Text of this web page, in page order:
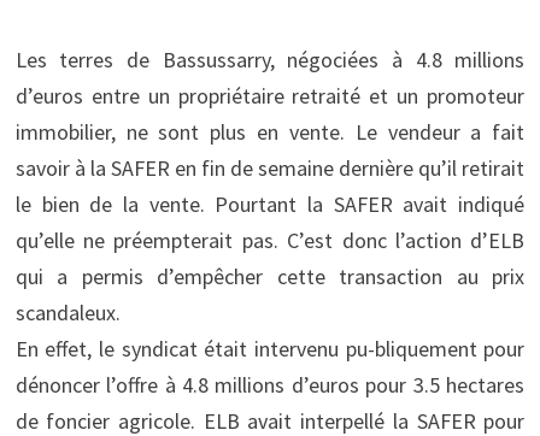
Les terres de Bassussarry, négociées à 4.8 millions
d’euros entre un propriétaire retraité et un promoteur
immobilier, ne sont plus en vente. Le vendeur a fait
savoir à la SAFER en fin de semaine dernière qu’il retirait
le bien de la vente. Pourtant la SAFER avait indiqué
qu’elle ne préempterait pas. C’est donc l’action d’ELB
qui a permis d’empêcher cette transaction au prix
scandaleux.
En effet, le syndicat était intervenu pu-bliquement pour
dénoncer l’offre à 4.8 millions d’euros pour 3.5 hectares
de foncier agricole. ELB avait interpellé la SAFER pour